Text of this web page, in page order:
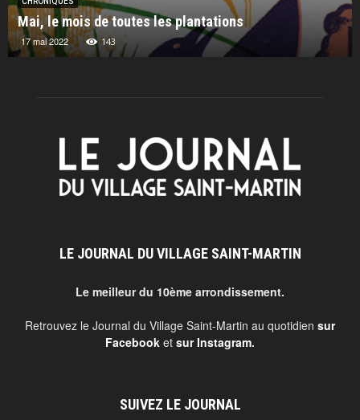
Chronique : les livres photo de Miranda Salt
6 février 2019 443
LE JOURNAL DU VILLAGE SAINT-MARTIN
Le meilleur du 10ème arrondissement.
Retrouvez le Journal du Village Saint-Martin au quotidien sur
Facebook et sur Instagram.
SUIVEZ LE JOURNAL